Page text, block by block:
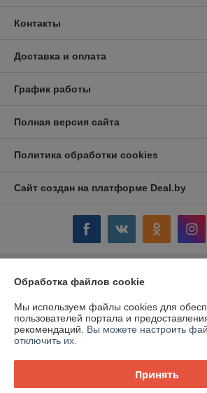
Контакты
Доставка и оплата
График работы
Полная версия сайта
Политика обработки cookies
Сайт создан на платформе Deal.by
Информация для покупателя
Юридическое лицо: ОАО «Дом торговли»
Витебская обл.,г. Полоцк, ул. Гоголя, 16
Регистрационный номер ЕГР: 300058954
Регистрационный орган: Витебский облисполком
Обработка файлов cookie
Мы используем файлы cookies для
пользователей портала и
рекомендаций. Вы можете настроить
отключить их.
Принять